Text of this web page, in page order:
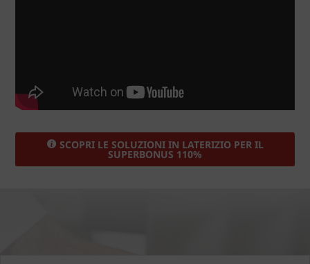
SCOPRI LE SOLUZIONI IN LATERIZIO PER IL
SUPERBONUS 110%